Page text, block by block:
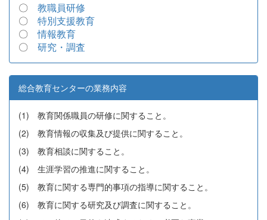
〇 教職員研修
〇 特別支援教育
〇情報教育
〇 研究・調査
総合教育センターの業務内容
(1) 教育関係職員の研修に関すること。
(2) 教育情報の収集及び提供に関すること。
(3) 教育相談に関すること。
(4) 生涯学習の推進に関すること。
(5) 教育に関する専門的事項の指導に関すること。
(6) 教育に関する研究及び調査に関すること。